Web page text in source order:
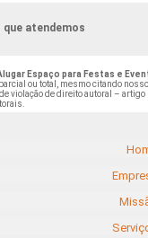
atendemos
Espaço para Festas e
ou total, mesmo citando
violação de direito autoral – artigo